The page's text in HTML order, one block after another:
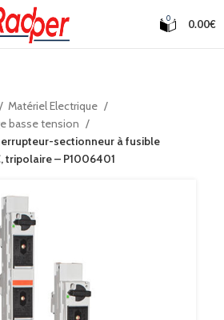
0 0.00€
Matériel Electrique
basse tension
sectionneur à fusible
tripolaire – P1006401